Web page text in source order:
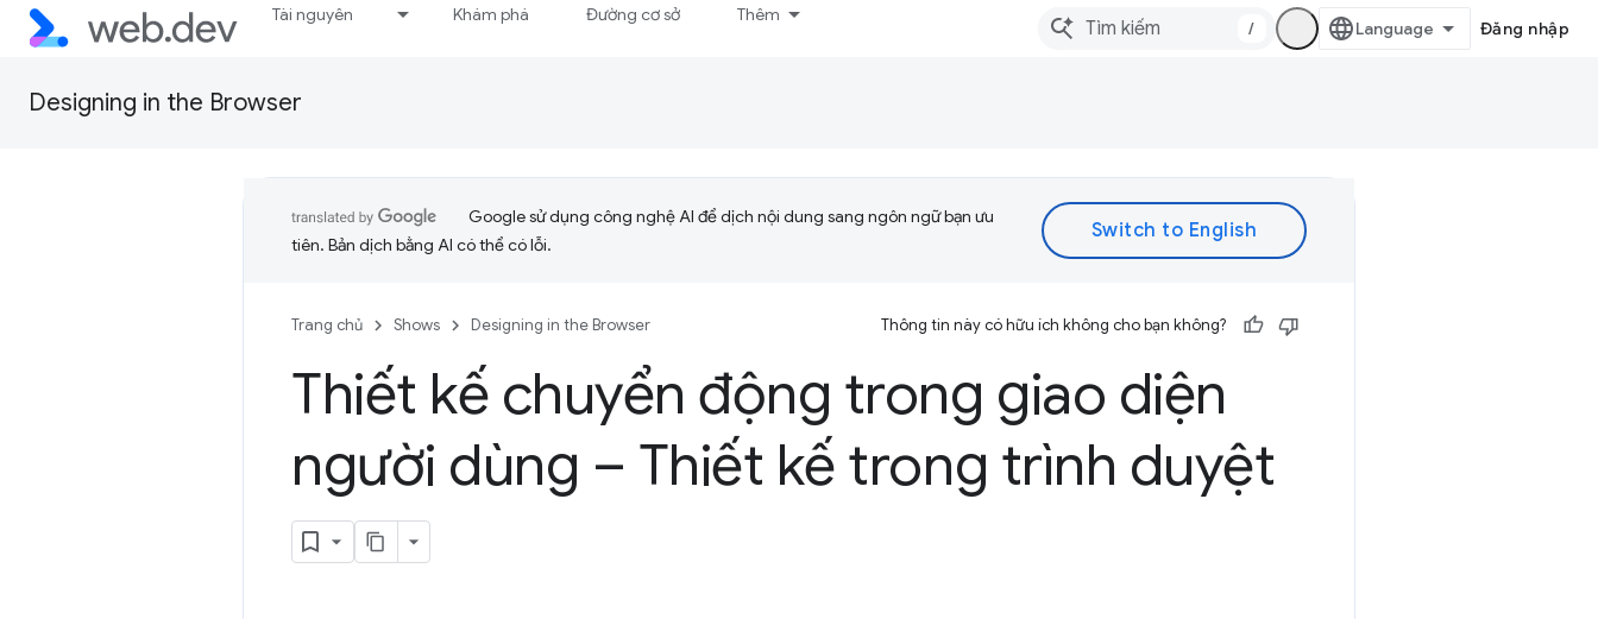
Tài nguyên Khám phá Đường cơ sở Thêm
/ Đăng nhập
Designing in the Browser
Google sử dụng công nghệ AI để dịch nội dung sang ngôn ngữ bạn ưu
tiên. Bản dịch bằng AI có thể có lỗi.
Trang chủ Shows Designing in the Browser Thông tin này có hữu ích không cho bạn không?
Thiết kế chuyển động trong giao diện
người dùng – Thiết kế trong trình duyệt